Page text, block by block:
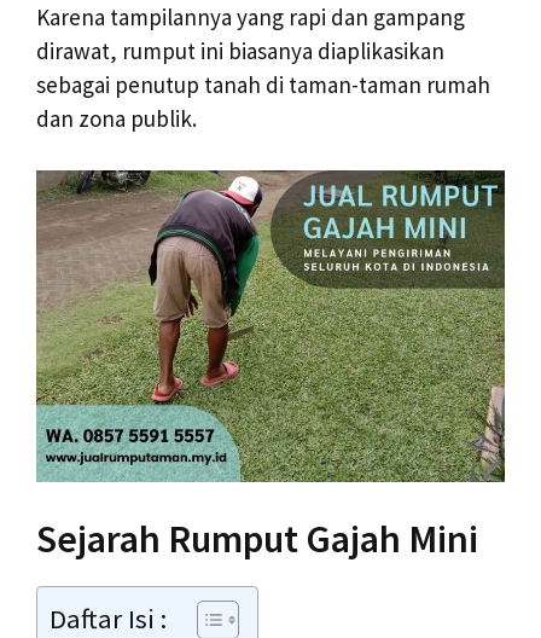
Karena tampilannya yang rapi dan gampang
dirawat, rumput ini biasanya diaplikasikan
sebagai penutup tanah di taman-taman rumah
dan zona publik.
Sejarah Rumput Gajah Mini
Daftar Isi :